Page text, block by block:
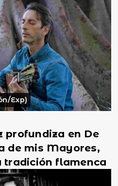
Exp)
profundiza en De
de mis Mayores,
tradición flamenca